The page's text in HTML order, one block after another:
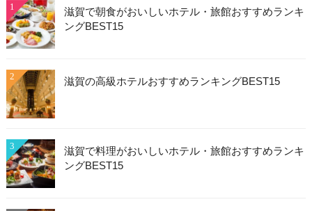
1
滋賀で朝食がおいしいホテル・旅館おすすめランキ
ングBEST15
2 滋賀の高級ホテルおすすめランキングBEST15
3
滋賀で料理がおいしいホテル・旅館おすすめランキ
ングBEST15